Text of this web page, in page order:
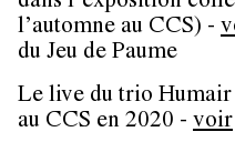
l’automne au CCS) -
du Jeu de Paume
Le live du trio
au CCS en 2020 - voir